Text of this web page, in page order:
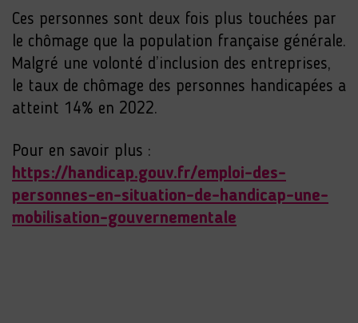
Ces personnes sont deux fois plus touchées par
le chômage que la population française générale.
Malgré une volonté d’inclusion des entreprises,
le taux de chômage des personnes handicapées a
atteint 14% en 2022.
Pour en savoir plus :
https://handicap.gouv.fr/emploi-des-
personnes-en-situation-de-handicap-une-
mobilisation-gouvernementale